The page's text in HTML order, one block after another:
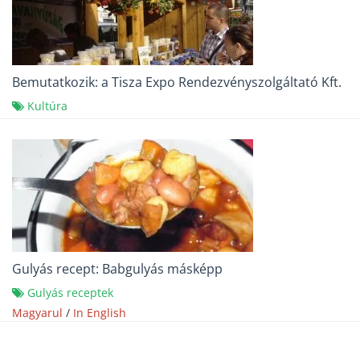
Bemutatkozik: a Tisza Expo Rendezvényszolgáltató Kft.
Kultúra
Gulyás recept: Babgulyás másképp
Gulyás receptek
Magyarul / In English